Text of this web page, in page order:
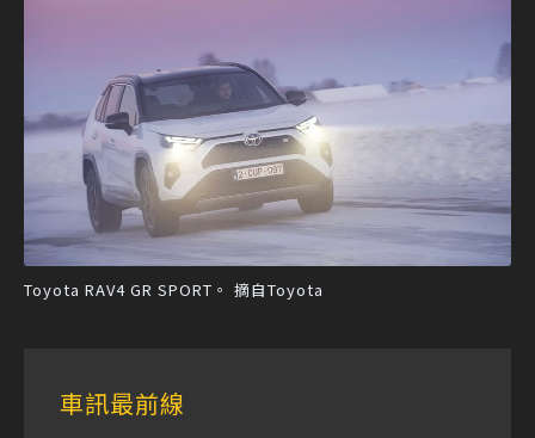
Toyota RAV4 GR SPORT。 摘自Toyota
車訊最前線